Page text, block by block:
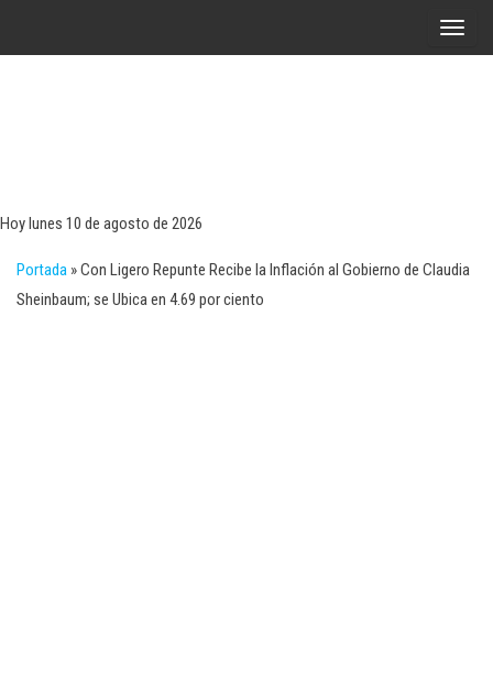
A
l
Hoy lunes 10 de agosto de 2026
Portada »Con Ligero Repunte Recibe la Inflación al Gobierno de Claudia
Sheinbaum; se Ubica en 4.69 por ciento